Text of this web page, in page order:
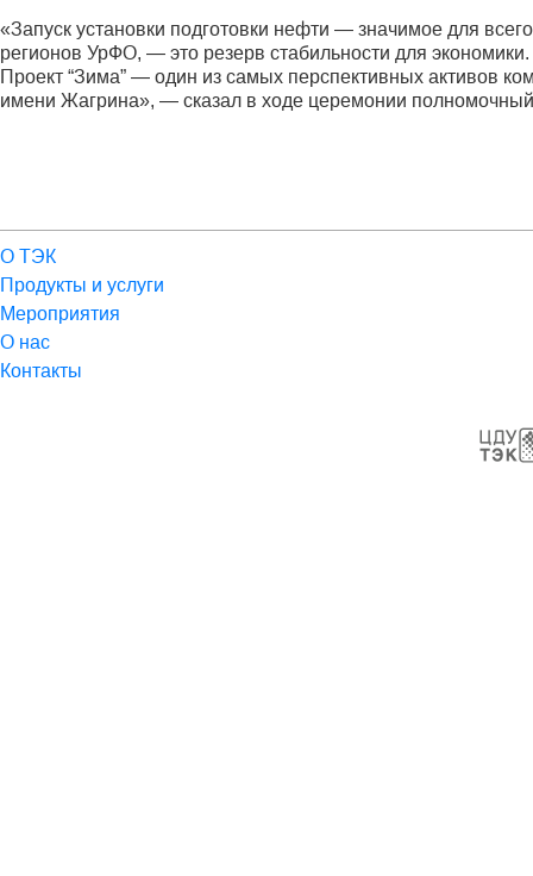
«Запуск установки подготовки нефти — значимое для
регионов УрФО, — это резерв стабильности для
Проект “Зима” — один из самых перспективных активов
имени Жагрина», — сказал в ходе церемонии
О ТЭК
Продукты и услуги
Мероприятия
О нас
Контакты